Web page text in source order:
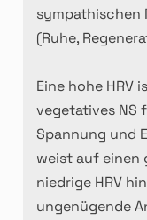
sympathischen
(Ruhe,
Eine hohe HRV
vegetatives NS
Spannung und
weist auf einen
niedrige HRV
ungenügende